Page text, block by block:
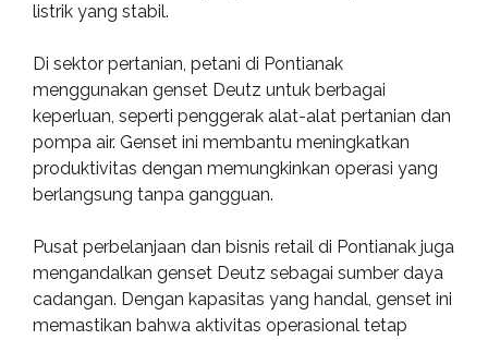
listrik yang stabil.
Di sektor pertanian, petani di Pontianak
menggunakan genset Deutz untuk berbagai
keperluan, seperti penggerak alat-alat pertanian dan
pompa air. Genset ini membantu meningkatkan
produktivitas dengan memungkinkan operasi yang
berlangsung tanpa gangguan.
Pusat perbelanjaan dan bisnis retail di Pontianak juga
mengandalkan genset Deutz sebagai sumber daya
cadangan. Dengan kapasitas yang handal, genset ini
memastikan bahwa aktivitas operasional tetap